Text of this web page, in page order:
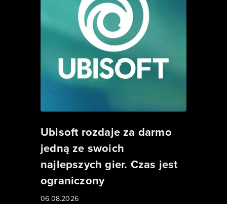
Ubisoft rozdaje za darmo
jedną ze swoich
najlepszych gier. Czas jest
ograniczony
06.08.2026